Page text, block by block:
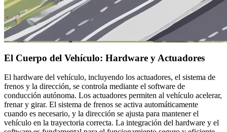
El Cuerpo del Vehículo: Hardware y Actuadores
El hardware del vehículo, incluyendo los actuadores, el sistema de
frenos y la dirección, se controla mediante el software de
conducción autónoma. Los actuadores permiten al vehículo acelerar,
frenar y girar. El sistema de frenos se activa automáticamente
cuando es necesario, y la dirección se ajusta para mantener el
vehículo en la trayectoria correcta. La integración del hardware y el